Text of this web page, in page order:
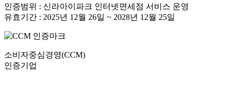
인증범위 : 신라아이파크 인터넷면세점 서비스 운영
유효기간 : 2025년 12월 26일 ~ 2028년 12월 25일
소비자중심경영(CCM)
인증기업